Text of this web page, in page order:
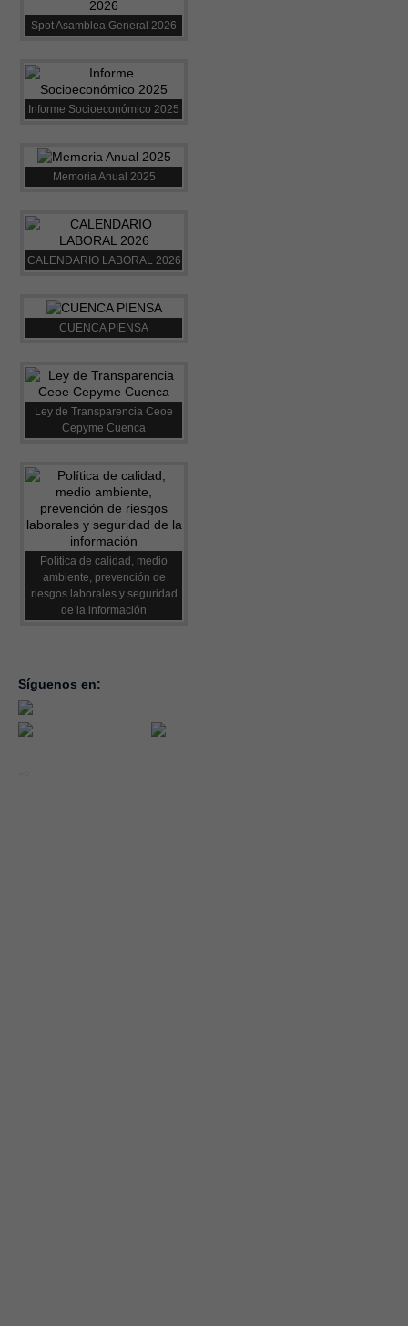
Spot Asamblea General 2026
Informe Socioeconómico 2025
Memoria Anual 2025
CALENDARIO LABORAL 2026
CUENCA PIENSA
Ley de Transparencia Ceoe
Cepyme Cuenca
Política de calidad, medio
ambiente, prevención de
riesgos laborales y seguridad
de la información
Síguenos en: